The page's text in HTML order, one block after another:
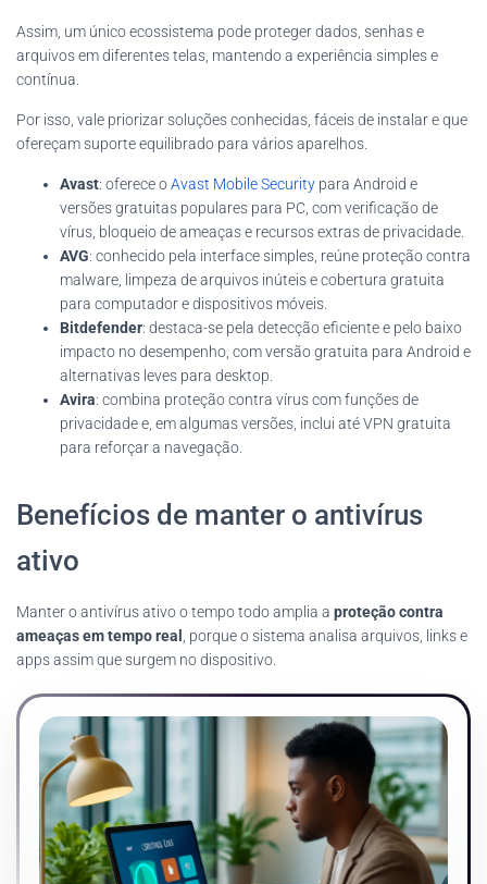
Assim, um único ecossistema pode proteger dados, senhas e
arquivos em diferentes telas, mantendo a experiência simples e
contínua.
Por isso, vale priorizar soluções conhecidas, fáceis de instalar e que
ofereçam suporte equilibrado para vários aparelhos.
Avast: oferece oAvast Mobile Security para Android e
versões gratuitas populares para PC, com verificação de
vírus, bloqueio de ameaças e recursos extras de privacidade.
AVG: conhecido pela interface simples, reúne proteção contra
malware, limpeza de arquivos inúteis e cobertura gratuita
para computador e dispositivos móveis.
Bitdefender: destaca-se pela detecção eficiente e pelo baixo
impacto no desempenho, com versão gratuita para Android e
alternativas leves para desktop.
Avira: combina proteção contra vírus com funções de
privacidade e, em algumas versões, inclui até VPN gratuita
para reforçar a navegação.
Benefícios de manter o antivírus
ativo
Manter o antivírus ativo o tempo todo amplia a proteção contra
ameaças em tempo real
, porque o sistema analisa arquivos, links e
apps assim que surgem no dispositivo.